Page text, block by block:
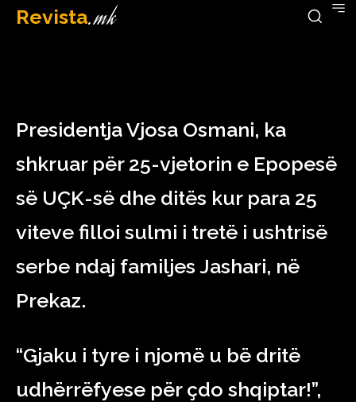
Revista.mk
March 5, 2023
Presidentja Vjosa Osmani, ka
shkruar për 25-vjetorin e Epopesë
së UÇK-së dhe ditës kur para 25
viteve filloi sulmi i tretë i ushtrisë
serbe ndaj familjes Jashari, në
Prekaz.
“Gjaku i tyre i njomë u bë dritë
udhërrëfyese për çdo shqiptar!”,